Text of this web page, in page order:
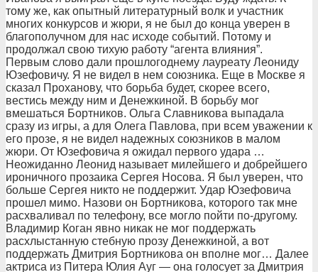
тому же, как опытный литературный волк и участник
многих конкурсов и жюри, я не был до конца уверен в
благополучном для нас исходе событий. Потому и
продолжал свою тихую работу “агента влияния”.
Первым слово дали прошлогоднему лауреату Леониду
Юзефовичу. Я не видел в нем союзника. Еще в Москве я
сказал Проханову, что борьба будет, скорее всего,
вестись между ним и Денежкиной. В борьбу мог
вмешаться Бортников. Ольга Славникова выпадала
сразу из игры, а для Олега Павлова, при всем уважении к
его прозе, я не видел надежных союзников в малом
жюри. От Юзефовича я ожидал первого удара …
Неожиданно Леонид называет милейшего и добрейшего
ироничного прозаика Сергея Носова. Я был уверен, что
больше Сергея никто не поддержит. Удар Юзефовича
прошел мимо. Назови он Бортникова, которого так мне
расхваливал по телефону, все могло пойти по-другому.
Владимир Коган явно никак не мог поддержать
расхлыстанную стебную прозу Денежкиной, а вот
поддержать Дмитрия Бортникова он вполне мог… Далее
актриса из Питера Юлия Ауг — она голосует за Дмитрия